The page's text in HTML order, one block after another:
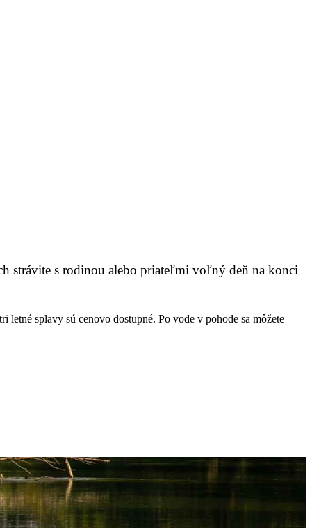
strávite s rodinou alebo priateľmi voľný deň na konci
splavy sú cenovo dostupné. Po vode v pohode sa môžete